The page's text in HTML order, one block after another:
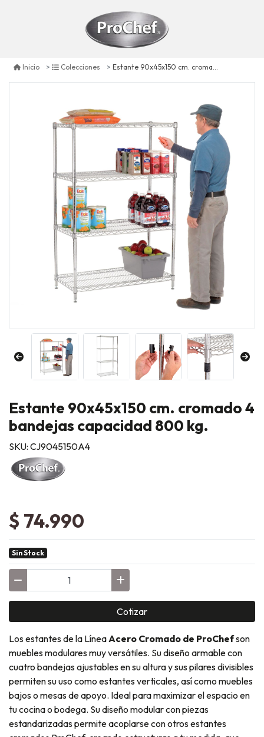
Inicio Colecciones Estante 90x45x150 cm. cromado 4 bandejas capacidad 800 kg.
Estante 90x45x150 cm. cromado 4
bandejas capacidad 800 kg.
SKU: CJ9045150A4
$ 74.990
Sin Stock
Cotizar
Los estantes de la LíneaAcero Cromado de ProChefson
muebles modulares muy versátiles. Su diseño armable con
cuatro bandejas ajustables en su altura y sus pilares divisibles
permiten su uso como estantes verticales, así como muebles
bajos o mesas de apoyo. Ideal para maximizar el espacio en
tu cocina o bodega. Su diseño modular con piezas
estandarizadas permite acoplarse con otros estantes